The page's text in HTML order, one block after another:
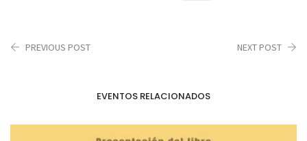
PREVIOUS POST NEXT POST
EVENTOS RELACIONADOS